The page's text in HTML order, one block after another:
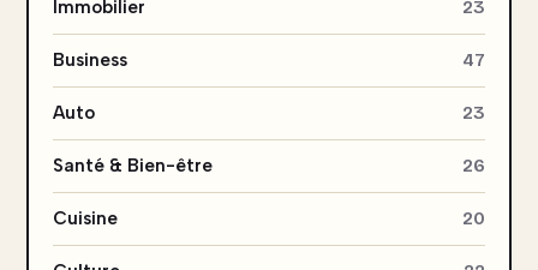
Immobilier 23
Business 47
Auto 23
Santé & Bien-être 26
Cuisine 20